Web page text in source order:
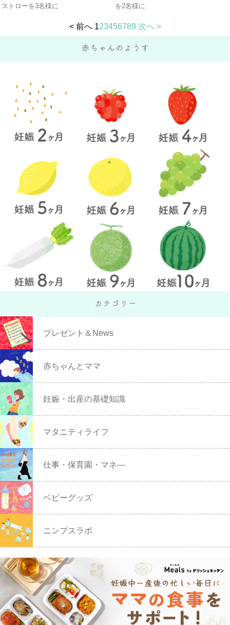
ストローを3名様に
を2名様に
< 前へ 123456789 次へ >
プレゼント＆News
赤ちゃんとママ
妊娠・出産の基礎知識
マタニティライフ
仕事・保育園・マネ―
ベビーグッズ
ニンプスラボ